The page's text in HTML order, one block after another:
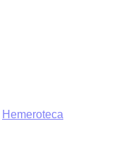
Hemeroteca